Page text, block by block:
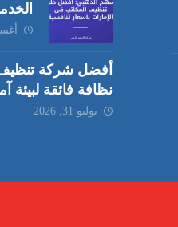
أفضل شركة
نظافة فائقة لبيئة
يوليو 31, 2026